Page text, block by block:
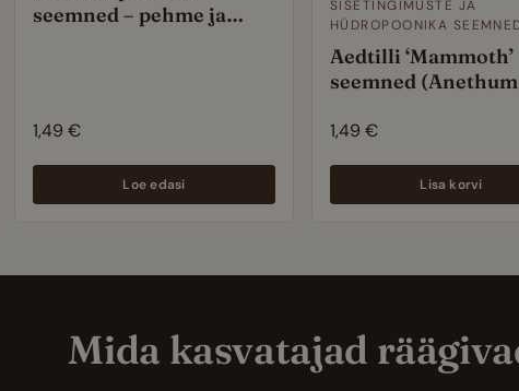
seemned – pehme ja
1,49 €
Loe edasi
SISETINGIMUSTE JA
HÜDROPOONIKA
Aedtilli ‘Mammoth’
seemned (Anethum
aromaatne sort
1,49 €
Lisa korvi
Mida kasvatajad